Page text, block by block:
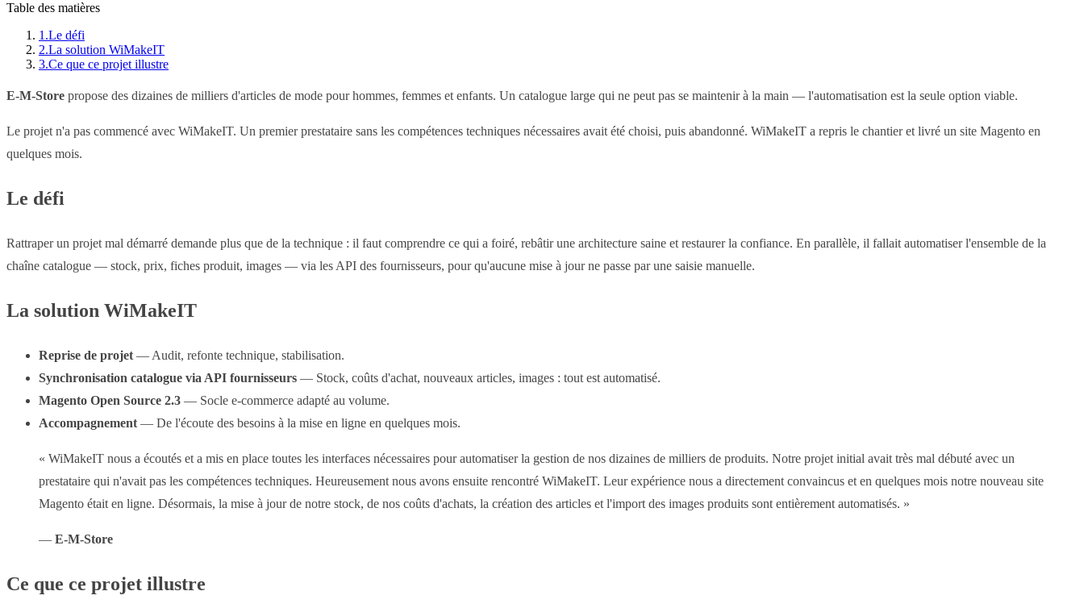
Table des matières
1.Le défi
2.La solution WiMakeIT
3.Ce que ce projet illustre
E-M-Store propose des dizaines de milliers d'articles de mode pour hommes, femmes et enfants. Un catalogue large qui ne peut pas se maintenir à la main — l'automatisation est la seule option viable.
Le projet n'a pas commencé avec WiMakeIT. Un premier prestataire sans les compétences techniques nécessaires avait été choisi, puis abandonné. WiMakeIT a repris le chantier et livré un site Magento en
quelques mois.
Le défi
Rattraper un projet mal démarré demande plus que de la technique : il faut comprendre ce qui a foiré, rebâtir une architecture saine et restaurer la confiance. En parallèle, il fallait automatiser l'ensemble de la
chaîne catalogue — stock, prix, fiches produit, images — via les API des fournisseurs, pour qu'aucune mise à jour ne passe par une saisie manuelle.
La solution WiMakeIT
Reprise de projet — Audit, refonte technique, stabilisation.
Synchronisation catalogue via API fournisseurs — Stock, coûts d'achat, nouveaux articles, images : tout est automatisé.
Magento Open Source 2.3 — Socle e-commerce adapté au volume.
Accompagnement — De l'écoute des besoins à la mise en ligne en quelques mois.
« WiMakeIT nous a écoutés et a mis en place toutes les interfaces nécessaires pour automatiser la gestion de nos dizaines de milliers de produits. Notre projet initial avait très mal débuté avec un
prestataire qui n'avait pas les compétences techniques. Heureusement nous avons ensuite rencontré WiMakeIT. Leur expérience nous a directement convaincus et en quelques mois notre nouveau site
Magento était en ligne. Désormais, la mise à jour de notre stock, de nos coûts d'achats, la création des articles et l'import des images produits sont entièrement automatisés. »
— E-M-Store
Ce que ce projet illustre